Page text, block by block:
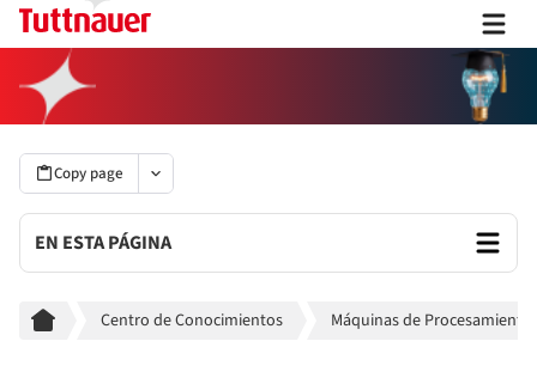
BreadcrumbCentro de Conocimientos Máquinas de Procesamiento
Copy page
EN ESTA PÁGINA